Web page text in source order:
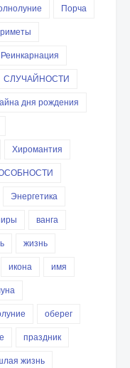
Порча
Реинкарнация
СЛУЧАЙНОСТИ
дня рождения
Хиромантия
Энергетика
ванга
жизнь
икона
имя
оберег
праздник
жизнь